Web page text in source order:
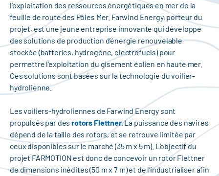
l’exploitation des ressources énergétiques en mer de la
feuille de route des Pôles Mer. Farwind Energy, porteur du
projet, est une jeune entreprise innovante qui développe
des solutions de production d’énergie renouvelable
stockée (batteries, hydrogène, electrofuels) pour
permettre l’exploitation du gisement éolien en haute mer.
Ces solutions sont basées sur la technologie du voilier-
hydrolienne.
Les voiliers-hydroliennes de Farwind Energy sont
propulsés par desrotors Flettner.La puissance des navires
dépend de la taille des rotors, et se retrouve limitée par
ceux disponibles sur le marché (35 m x 5 m). L’objectif du
projet FARMOTION est donc de concevoir un rotor Flettner
de dimensions inédites (50 m x 7 m) et de l’industrialiser afin